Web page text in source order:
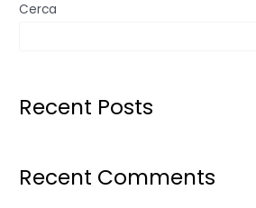
Cerca
Recent Posts
Recent Comments